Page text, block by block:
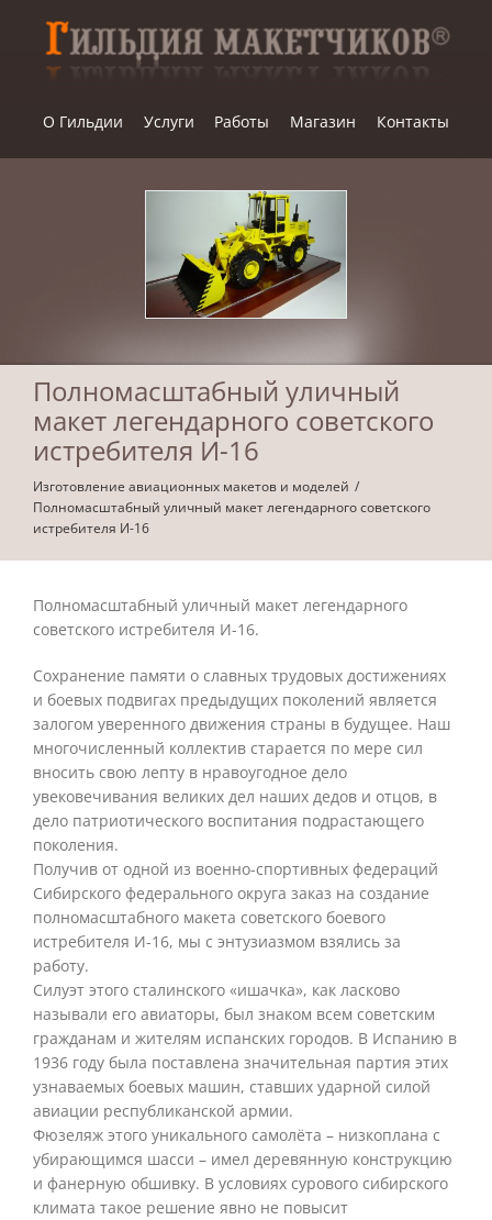
content
О Гильдии Услуги Работы Магазин Контакты
Полномасштабный уличный
макет легендарного советского
истребителя И-16
Изготовление авиационных макетов и моделей
Полномасштабный уличный макет легендарного советского
истребителя И-16
Полномасштабный уличный макет легендарного
советского истребителя И-16.
Сохранение памяти о славных трудовых достижениях
и боевых подвигах предыдущих поколений является
залогом уверенного движения страны в будущее. Наш
многочисленный коллектив старается по мере сил
вносить свою лепту в нравоугодное дело
увековечивания великих дел наших дедов и отцов, в
дело патриотического воспитания подрастающего
поколения.
Получив от одной из военно-спортивных федераций
Сибирского федерального округа заказ на создание
полномасштабного макета советского боевого
истребителя И-16, мы с энтузиазмом взялись за
работу.
Силуэт этого сталинского «ишачка», как ласково
называли его авиаторы, был знаком всем советским
гражданам и жителям испанских городов. В Испанию в
1936 году была поставлена значительная партия этих
узнаваемых боевых машин, ставших ударной силой
авиации республиканской армии.
Фюзеляж этого уникального самолёта – низкоплана с
убирающимся шасси – имел деревянную конструкцию
и фанерную обшивку. В условиях сурового сибирского
климата такое решение явно не повысит